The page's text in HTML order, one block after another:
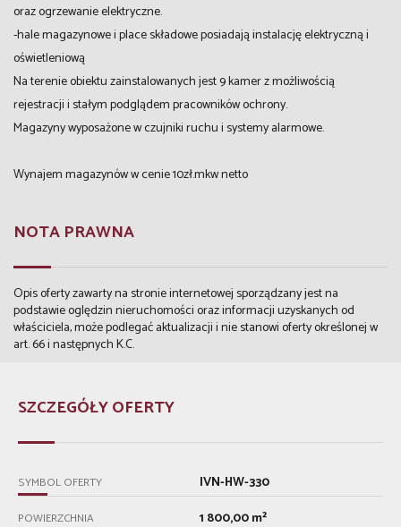
oraz ogrzewanie elektryczne.
-hale magazynowe i place składowe posiadają instalację elektryczną i
oświetleniową
Na terenie obiektu zainstalowanych jest 9 kamer z możliwością
rejestracji i stałym podglądem pracowników ochrony.
Magazyny wyposażone w czujniki ruchu i systemy alarmowe.
Wynajem magazynów w cenie 10zł.mkw netto
NOTA PRAWNA
Opis oferty zawarty na stronie internetowej sporządzany jest na
podstawie oględzin nieruchomości oraz informacji uzyskanych od
właściciela, może podlegać aktualizacji i nie stanowi oferty określonej w
art. 66 i następnych K.C.
SZCZEGÓŁY OFERTY
SYMBOL OFERTY IVN-HW-330
POWIERZCHNIA 1 800,00 m²